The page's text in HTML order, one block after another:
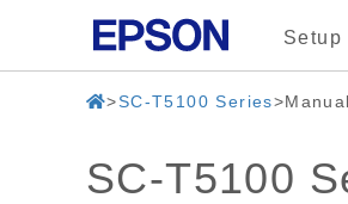
Setup
SC-T5100 Series Manual
SC-T5100